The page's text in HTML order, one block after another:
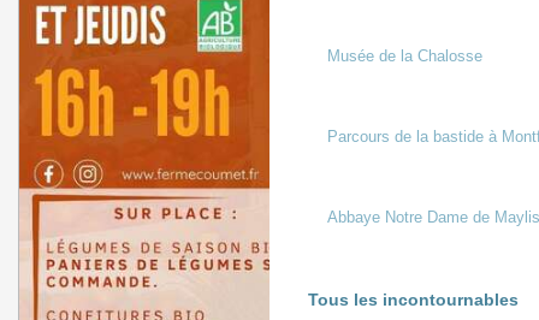
Musée de la Chalosse
Parcours de la bastide à
Abbaye Notre Dame de Maylis
Tous les incontournables